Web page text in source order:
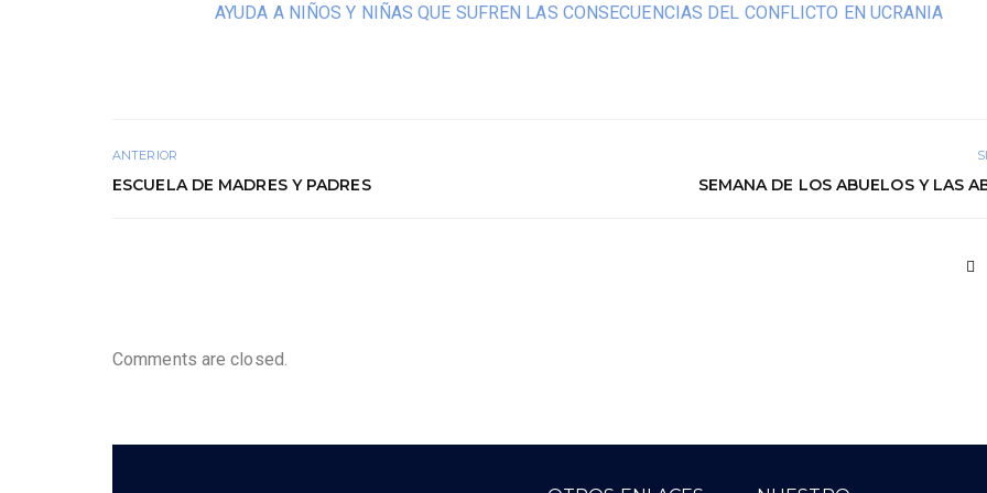
AYUDA A NIÑOS Y NIÑAS QUE SUFREN LAS CONSECUENCIAS DEL CONFLICTO EN UCRANIA
ANTERIOR
ESCUELA DE MADRES Y PADRES SEMANA DE LOS ABUELOS Y LAS
Comments are closed.